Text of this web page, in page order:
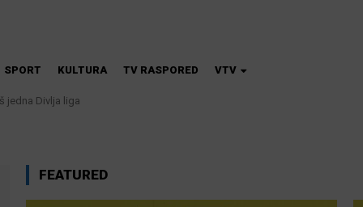
SPORT KULTURA TV RASPORED VTV
jedna Divlja liga
FEATURED